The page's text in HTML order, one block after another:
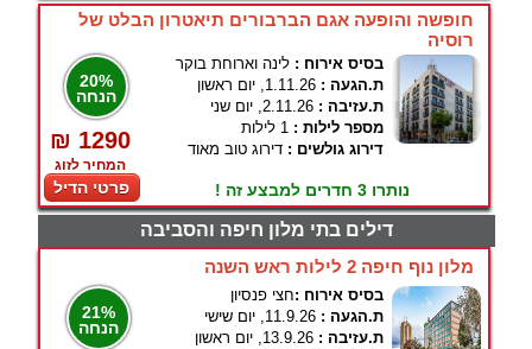
חופשה והופעה אגם הברבורים תיאטרון הבלט של
רוסיה
20%
הנחה
₪ 1290
המחיר לזוג
פרטי הדיל
בסיס אירוח : לינה וארוחת בוקר
ת.הגעה : 1.11.26, יום ראשון
ת.עזיבה : 2.11.26, יום שני
מספר לילות : 1 לילות
דירוג גולשים : דירוג טוב מאוד
נותרו 3 חדרים למבצע זה !
דילים בתי מלון חיפה והסביבה
מלון נוף חיפה 2 לילות ראש השנה
21%
הנחה
בסיס אירוח :חצי פנסיון
ת.הגעה : 11.9.26, יום שישי
ת.עזיבה : 13.9.26, יום ראשון